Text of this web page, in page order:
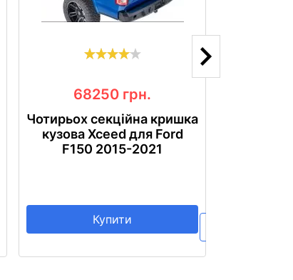
68250 грн.
Чотирьох секційна кришка
кузова Xceed для Ford
F150 2015-2021
Купити